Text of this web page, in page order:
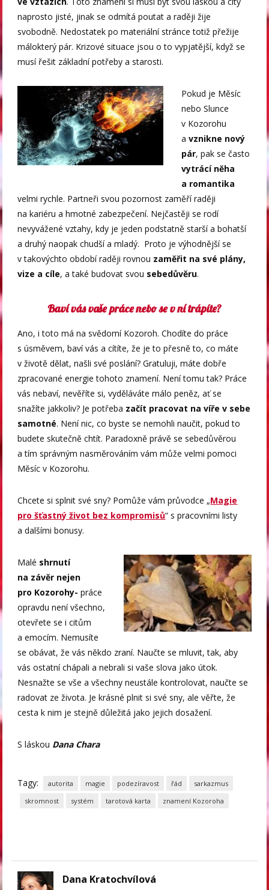
naprosto jisté, jinak se odmítá poutat a raději žije
svobodně. Nedostatek po materiální stránce totiž přežije
málokterý pár. Krizové situace jsou o to vypjatější, když se
musí řešit základní potřeby a starosti.
Pokud je Měsíc
nebo Slunce
v Kozorohu
avznikne nový
pár, pak se často
vytrácí něha
a romantika
velmi rychle. Partneři svou pozornost zaměří raději
na kariéru a hmotné zabezpečení. Nejčastěji se rodí
nevyvážené vztahy, kdy je jeden podstatně starší a bohatší
a druhý naopak chudší a mladý. Proto je výhodnější se
v takovýchto období raději rovnou zaměřit na své plány,
vize a cíle, a také budovat svou sebedůvěru.
Baví vás vaše práce nebo se v ní trápíte?
Ano, i toto má na svědomí Kozoroh. Chodíte do práce
s úsměvem, baví vás a cítíte, že je to přesně to, co máte
v životě dělat, našli své poslání? Gratuluji, máte dobře
zpracované energie tohoto znamení. Není tomu tak? Práce
vás nebaví, nevěříte si, vyděláváte málo peněz, ať se
snažíte jakkoliv? Je potřeba začít pracovat na víře v sebe
samotné. Není nic, co byste se nemohli naučit, pokud to
budete skutečně chtít. Paradoxně právě se sebedůvěrou
a tím správným nasměrováním vám může velmi pomoci
Měsíc v Kozorohu.
Chcete si splnit své sny? Pomůže vám průvodce „Magie
pro šťastný život bez kompromisů“ s pracovními listy
a dalšími bonusy.
Malé shrnutí
na závěr nejen
pro Kozorohy-práce
opravdu není všechno,
otevřete se i citům
a emocím. Nemusíte
se obávat, že vás někdo zraní. Naučte se mluvit, tak, aby
vás ostatní chápali a nebrali si vaše slova jako útok.
Nesnažte se vše a všechny neustále kontrolovat, naučte se
radovat ze života. Je krásné plnit si své sny, ale věřte, že
cesta k nim je stejně důležitá jako jejich dosažení.
S láskou Dana Chara
Tagy: autorita magie podezíravost řád
sarkazmus
skromnost
systém tarotová karta znamení Kozoroha
Dana Kratochvílová